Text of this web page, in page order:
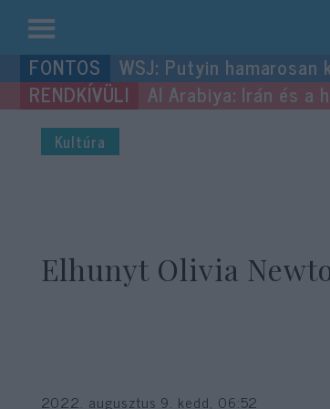
Kilépés
a
tartalomba
WSJ: Putyin
Al Arabiya: Irán és a
Kultúra
Elhunyt Olivia
2022. augusztus 9. kedd, 06:52